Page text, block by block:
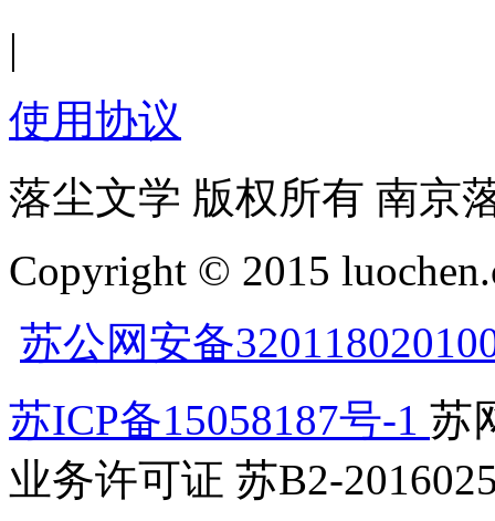
|
使用协议
落尘文学 版权所有 南京
Copyright © 2015
苏公网安备
苏ICP备15058187号-1 苏
业务许可证 苏B2-